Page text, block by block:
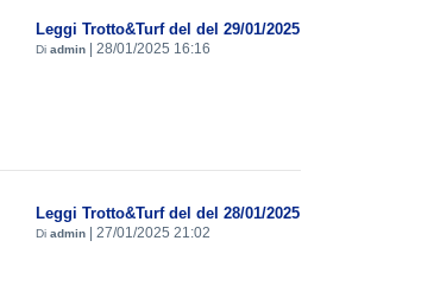
Leggi Trotto&Turf del del 29/01/2025
Di admin| 28/01/2025 16:16
Leggi Trotto&Turf del del 28/01/2025
Di admin| 27/01/2025 21:02